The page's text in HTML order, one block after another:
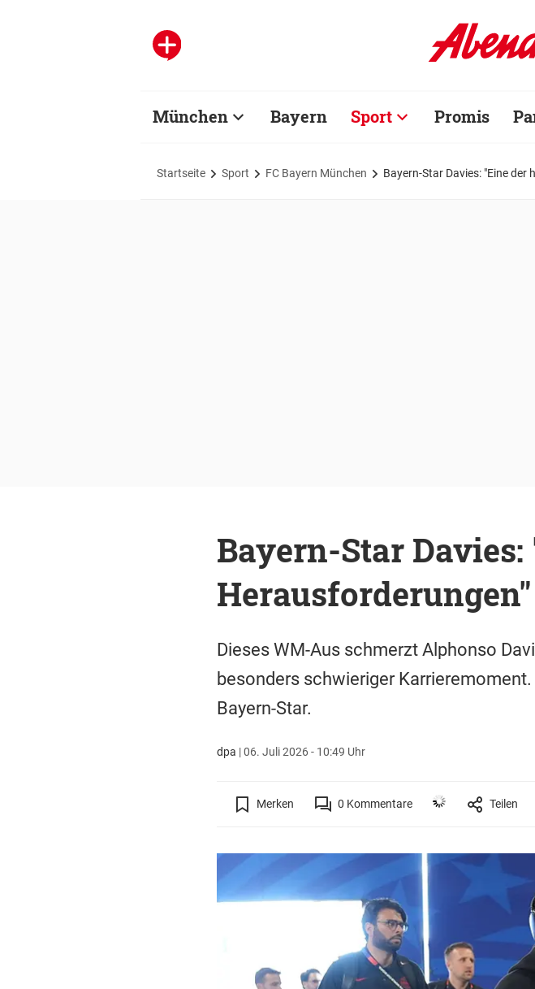
München Bayern Sport Promis
Startseite Sport FC Bayern München Bayern-Star Davies: "Eine
Bayern-Star
Herausforderungen"
Dieses WM-Aus schmerzt Alphonso
besonders schwieriger
Bayern-Star.
dpa |06. Juli 2026 - 10:49 Uhr
Merken 0 Kommentare Teilen